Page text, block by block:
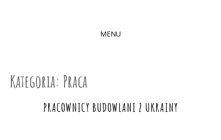
MENU
CONTENT
Kategoria: Praca
PRACOWNICY BUDOWLANI Z UKRAINY